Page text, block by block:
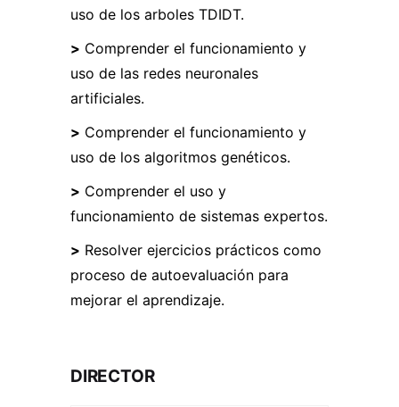
uso de los arboles TDIDT.
> Comprender el funcionamiento y
uso de las redes neuronales
artificiales.
> Comprender el funcionamiento y
uso de los algoritmos genéticos.
> Comprender el uso y
funcionamiento de sistemas expertos.
> Resolver ejercicios prácticos como
proceso de autoevaluación para
mejorar el aprendizaje.
DIRECTOR